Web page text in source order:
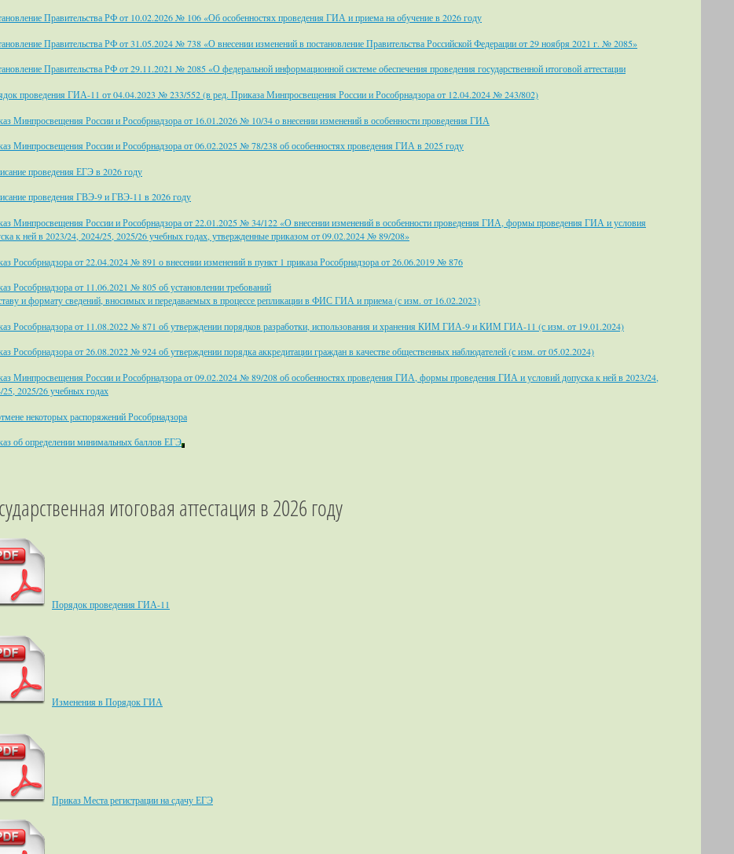
Правительства РФ от 10.02.2026 № 106 «Об особенностях проведения ГИА и приема на обучение в 2026 году
Правительства РФ от 31.05.2024 № 738 «О внесении изменений в постановление Правительства Российской Федерации от 29 ноября 2021 г. № 2085»
Правительства РФ от 29.11.2021 № 2085 «О федеральной информационной системе обеспечения проведения государственной итоговой аттестации
проведения ГИА-11 от 04.04.2023 № 233/552 (в ред. Приказа Минпросвещения России и Рособрнадзора от 12.04.2024 № 243/802)
Минпросвещения России и Рособрнадзора от 16.01.2026 № 10/34 о внесении изменений в особенности проведения ГИА
Минпросвещения России и Рособрнадзора от 06.02.2025 № 78/238 об особенностях проведения ГИА в 2025 году
проведения ЕГЭ в 2026 году
проведения ГВЭ-9 и ГВЭ-11 в 2026 году
Минпросвещения России и Рособрнадзора от 22.01.2025 № 34/122 «О внесении изменений в особенности проведения ГИА, формы проведения ГИА и условия
к ней в 2023/24, 2024/25, 2025/26 учебных годах, утвержденные приказом от 09.02.2024 № 89/208»
Рособрнадзора от 22.04.2024 № 891 о внесении изменений в пункт 1 приказа Рособрнадзора от 26.06.2019 № 876
Рособрнадзора от 11.06.2021 № 805 об установлении требований
и формату сведений, вносимых и передаваемых в процессе репликации в ФИС ГИА и приема (с изм. от 16.02.2023)
Рособрнадзора от 11.08.2022 № 871 об утверждении порядков разработки, использования и хранения КИМ ГИА-9 и КИМ ГИА-11 (с изм. от 19.01.2024)
Рособрнадзора от 26.08.2022 № 924 об утверждении порядка аккредитации граждан в качестве общественных наблюдателей (с изм. от 05.02.2024)
Минпросвещения России и Рособрнадзора от 09.02.2024 № 89/208 об особенностях проведения ГИА, формы проведения ГИА и условий допуска к ней в 2023/24,
25, 2025/26 учебных годах
некоторых распоряжений Рособрнадзора
об определении минимальных баллов ЕГЭ
итоговая аттестация в 2026 году
Порядок проведения ГИА-11
Изменения в Порядок ГИА
Приказ Места регистрации на сдачу ЕГЭ